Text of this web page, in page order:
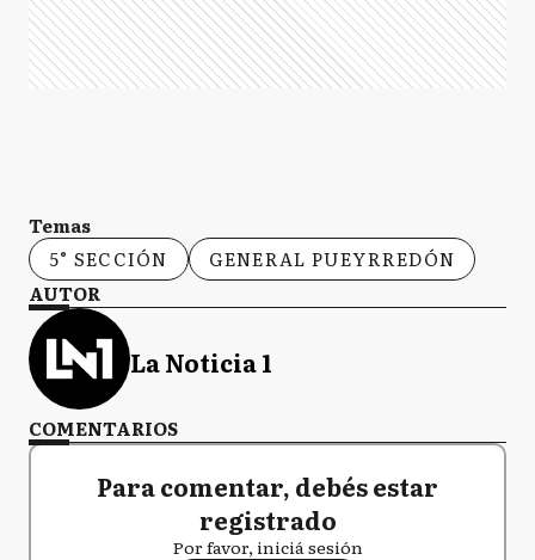
Temas
5° SECCIÓN
GENERAL PUEYRREDÓN
AUTOR
La Noticia 1
COMENTARIOS
Para comentar, debés estar
registrado
Por favor, iniciá sesión